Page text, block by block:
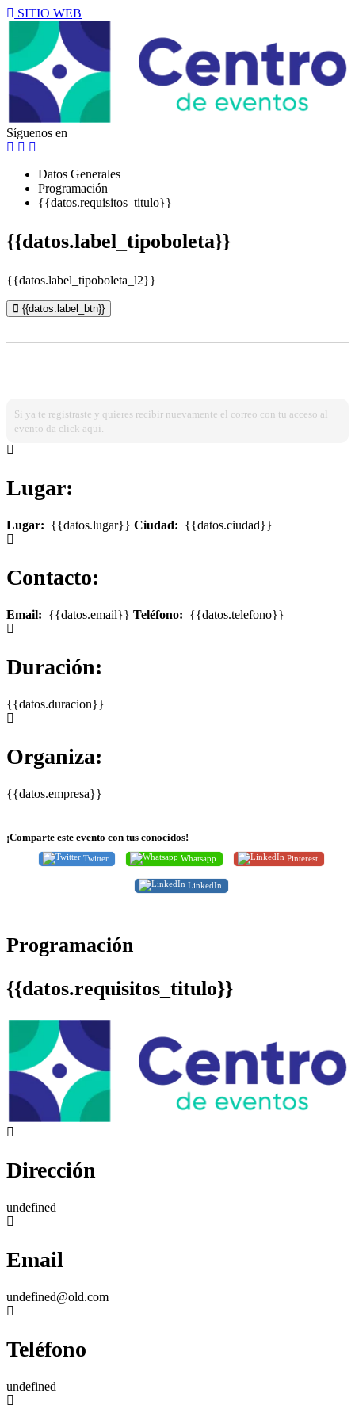
SITIO WEB
Síguenos en
Datos Generales
Programación
{{datos.requisitos_titulo}}
{{datos.label_tipoboleta}}
{{datos.label_tipoboleta_l2}}
{{datos.label_btn}}
Si ya te registraste y quieres recibir nuevamente el correo con tu acceso al
evento da click aqui.
Lugar:
Lugar: {{datos.lugar}} Ciudad: {{datos.ciudad}}
Contacto:
Email: {{datos.email}} Teléfono: {{datos.telefono}}
Duración:
{{datos.duracion}}
Organiza:
{{datos.empresa}}
¡Comparte este evento con tus conocidos!
Twitter Whatsapp Pinterest
LinkedIn
Programación
{{datos.requisitos_titulo}}
Dirección
undefined
Email
undefined@old.com
Teléfono
undefined